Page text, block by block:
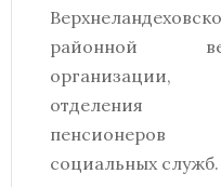
районной
организации,
отделения
пенсионеров
социальных служб.